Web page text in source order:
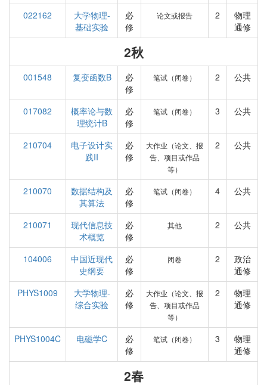
022162
大学物理-
基础实验
必
修
论文或报告 2
物理
通修
2秋
001548 复变函数B
必
修
笔试（闭卷） 2 公共
017082
概率论与数
理统计B
必
修
笔试（闭卷） 3 公共
210704
电子设计实
践II
必
修
大作业（论文、报
告、项目或作品
等）
2 公共
210070
数据结构及
其算法
必
修
笔试（闭卷） 4 公共
210071
现代信息技
术概览
必
修
其他 2 公共
104006
中国近现代
史纲要
必
修
闭卷 2
政治
通修
PHYS1009
大学物理-
综合实验
必
修
大作业（论文、报
告、项目或作品
等）
2
物理
通修
PHYS1004C 电磁学C
必
修
笔试（闭卷） 3
物理
通修
2春